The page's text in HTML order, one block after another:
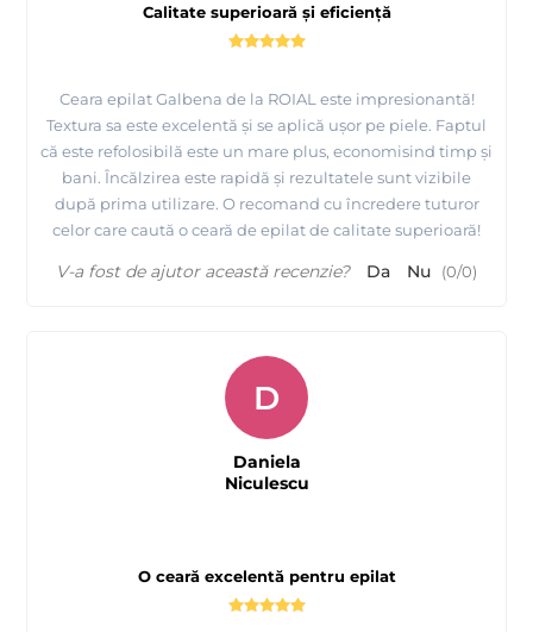
Calitate superioară și eficiență
Ceara epilat Galbena de la ROIAL este impresionantă!
Textura sa este excelentă și se aplică ușor pe piele. Faptul
că este refolosibilă este un mare plus, economisind timp și
bani. Încălzirea este rapidă și rezultatele sunt vizibile
după prima utilizare. O recomand cu încredere tuturor
celor care caută o ceară de epilat de calitate superioară!
V-a fost de ajutor această recenzie? Da Nu (0/0)
O ceară excelentă pentru epilat
D
Daniela
Niculescu